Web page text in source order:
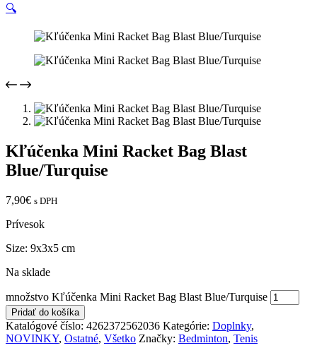
🔍
Kľúčenka Mini Racket Bag Blast
Blue/Turquise
7,90€ s DPH
Prívesok
Size: 9x3x5 cm
Na sklade
množstvo Kľúčenka Mini Racket Bag Blast Blue/Turquise
Pridať do košíka
Katalógové číslo: 4262372562036 Kategórie: Doplnky,
NOVINKY, Ostatné, Všetko Značky: Bedminton, Tenis